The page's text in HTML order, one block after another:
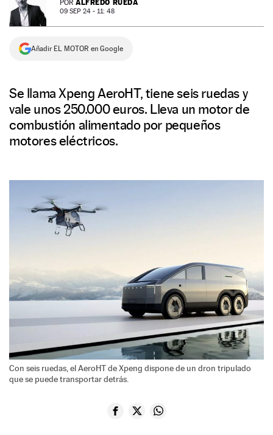
NEWSLETTER
SÍGUENOS
POR ALFREDO RUEDA
09 SEP 24 - 11: 48
Añadir EL MOTOR en Google
Se llama Xpeng AeroHT, tiene seis ruedas y
vale unos 250.000 euros. Lleva un motor de
combustión alimentado por pequeños
motores eléctricos.
Con seis ruedas, el AeroHT de Xpeng dispone de un dron tripulado
que se puede transportar detrás.